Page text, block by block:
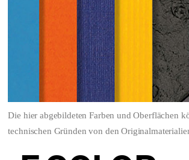
Die hier abgebildeten Farben und Oberflächen
technischen Gründen von den